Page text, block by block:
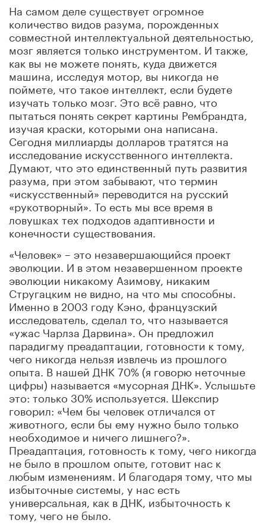
На самом деле существует огромное
количество видов разума, порожденных
совместной интеллектуальной деятельностью,
мозг является только инструментом. И также,
как вы не можете понять, куда движется
машина, исследуя мотор, вы никогда не
поймете, что такое интеллект, если будете
изучать только мозг. Это всё равно, что
пытаться понять секрет картины Рембрандта,
изучая краски, которыми она написана.
Сегодня миллиарды долларов тратятся на
исследование искусственного интеллекта.
Думают, что это единственный путь развития
разума, при этом забывают, что термин
«искусственный» переводится на русский
«рукотворный». То есть мы все время в
ловушках тех подходов адаптивности и
конечности существования.
«Человек» – это незавершающийся проект
эволюции. И в этом незавершенном проекте
эволюции никакому Азимову, никаким
Стругацким не видно, на что мы способны.
Именно в 2003 году Кэно, французский
исследователь, сделал то, что называется
«ужас Чарлза Дарвина». Он предложил
парадигму преадаптации, готовности к тому,
чего никогда нельзя извлечь из прошлого
опыта. В нашей ДНК 70% (я говорю неточные
цифры) называется «мусорная ДНК». Услышьте
это: только 30% используется. Шекспир
говорил: «Чем бы человек отличался от
животного, если бы ему нужно было только
необходимое и ничего лишнего?».
Преадаптация, готовность к тому, чего никогда
не было в прошлом опыте, готовит нас к
любым изменениям. И благодаря тому, что мы
избыточные системы, у нас есть
универсальная, как в ДНК, избыточность к
тому, чего не было.